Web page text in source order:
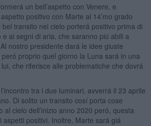
un bell’aspetto con Venere, e
positivo con Marte al 14’mo grado
bel transito nel cielo porterá positivo prima di
ai segni di aria, che saranno piú abili a
nostro presidente dará le idee giuste
proprio quel giorno la Luna sará in una
che riferisce alle problematiche che dovrá
tra i due luminari, avverrá il 23 aprile
Di solito un transito cosí porta cose
al cielo dell’inizio anno 2020 peró, questa
aspetti positivi. Inoltre, Marte sará giá